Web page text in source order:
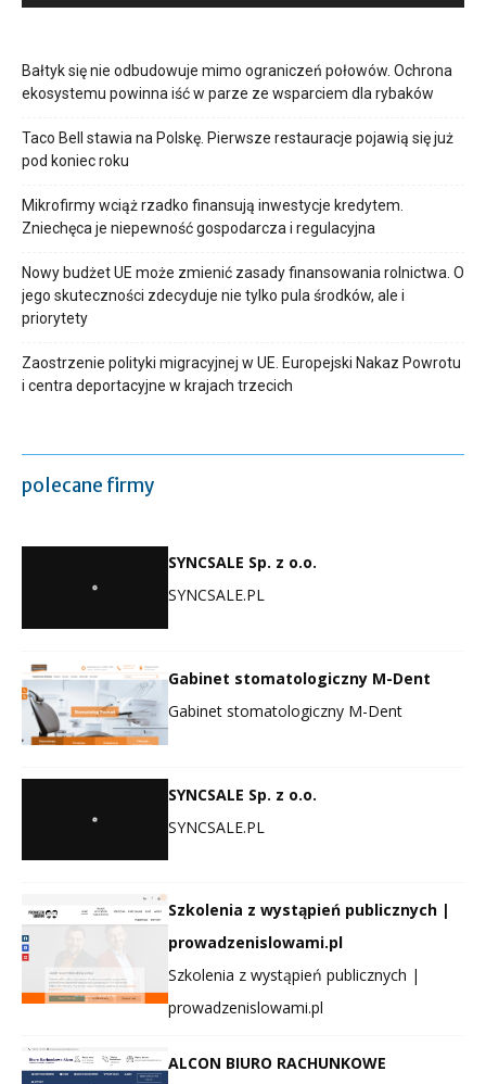
Bałtyk się nie odbudowuje mimo ograniczeń połowów. Ochrona
ekosystemu powinna iść w parze ze wsparciem dla rybaków
Taco Bell stawia na Polskę. Pierwsze restauracje pojawią się już
pod koniec roku
Mikrofirmy wciąż rzadko finansują inwestycje kredytem.
Zniechęca je niepewność gospodarcza i regulacyjna
Nowy budżet UE może zmienić zasady finansowania rolnictwa. O
jego skuteczności zdecyduje nie tylko pula środków, ale i
priorytety
Zaostrzenie polityki migracyjnej w UE. Europejski Nakaz Powrotu
i centra deportacyjne w krajach trzecich
polecane firmy
SYNCSALE Sp. z o.o.
SYNCSALE.PL
Gabinet stomatologiczny M-Dent
Gabinet stomatologiczny M-Dent
SYNCSALE Sp. z o.o.
SYNCSALE.PL
Szkolenia z wystąpień publicznych |
prowadzenislowami.pl
Szkolenia z wystąpień publicznych |
prowadzenislowami.pl
ALCON BIURO RACHUNKOWE